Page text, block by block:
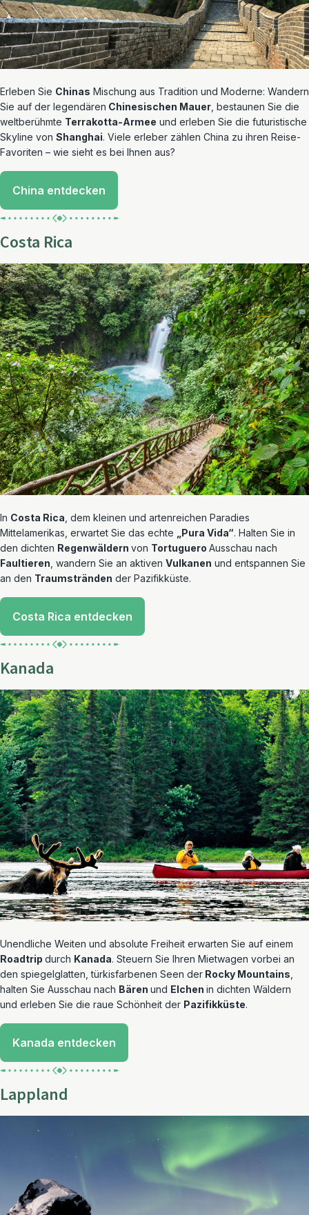
Erleben Sie Chinas Mischung aus Tradition und Moderne: Wandern
Sie auf der legendären Chinesischen Mauer , bestaunen Sie die
weltberühmte Terrakotta-Armee und erleben Sie die futuristische
Skyline von Shanghai. Viele erleber zählen China zu ihren Reise-
Favoriten – wie sieht es bei Ihnen aus?
China entdecken
Costa Rica
In Costa Rica , dem kleinen und artenreichen Paradies
Mittelamerikas, erwartet Sie das echte
„Pura Vida“. Halten Sie in
den dichten Regenwäldern von Tortuguero Ausschau nach
Faultieren , wandern Sie an aktiven Vulkanen und entspannen Sie
an den Traumstränden der Pazifikküste.
Costa Rica entdecken
Kanada
Unendliche Weiten und absolute Freiheit erwarten Sie auf einem
Roadtrip durch Kanada. Steuern Sie Ihren Mietwagen vorbei an
den spiegelglatten, türkisfarbenen Seen der Rocky Mountains
halten Sie Ausschau nach Bären und Elchen in dichten Wäldern
und erleben Sie die raue Schönheit der Pazifikküste.
Kanada entdecken
Lappland